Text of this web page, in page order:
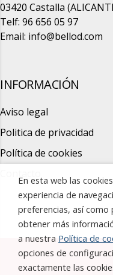
03420 Castalla
Telf: 96 656 05 97
Email: info@bellod.com
INFORMACIÓN
Aviso legal
Politica de privacidad
Política de cookies
En esta web las
experiencia de
preferencias, así como
obtener más
a nuestra Política de
opciones de
exactamente las